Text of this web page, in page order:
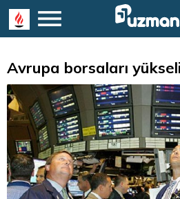
Avrupa borsaları